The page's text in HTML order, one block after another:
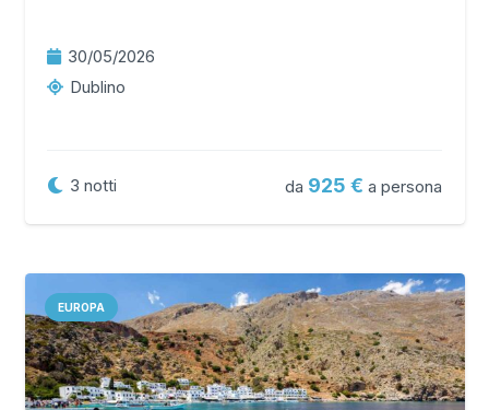
30/05/2026
Dublino
3 notti da 925 a persona
EUROPA